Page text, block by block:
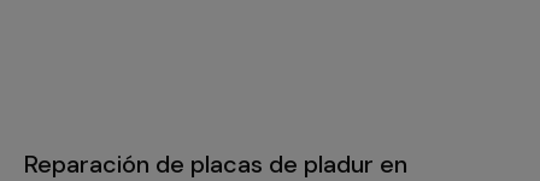
Reparación de placas de pladur en